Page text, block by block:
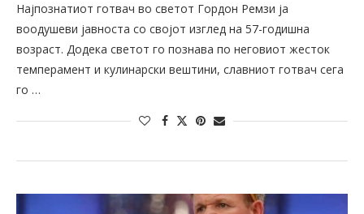
Најпознатиот готвач во светот Гордон Ремзи ја
воодушеви јавноста со својот изглед на 57-годишна
возраст. Додека светот го познава по неговиот жесток
темперамент и кулинарски вештини, славниот готвач сега
го …